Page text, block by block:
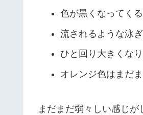
色が黒くなってくる
流されるような泳
ひと回り大きくな
オレンジ色はまだ
まだまだ弱々しい感じが